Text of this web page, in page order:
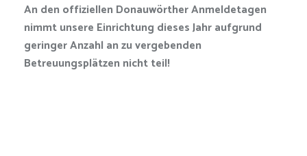
An den offiziellen Donauwörther Anmeldetagen
nimmt unsere Einrichtung dieses Jahr aufgrund
geringer Anzahl an zu vergebenden
Betreuungsplätzen nicht teil!